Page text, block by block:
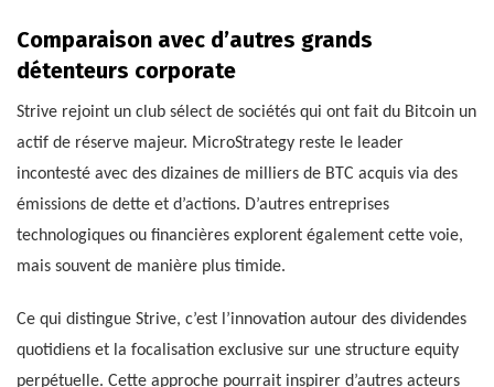
Comparaison avec d’autres grands
détenteurs corporate
Strive rejoint un club sélect de sociétés qui ont fait du Bitcoin un
actif de réserve majeur. MicroStrategy reste le leader
incontesté avec des dizaines de milliers de BTC acquis via des
émissions de dette et d’actions. D’autres entreprises
technologiques ou financières explorent également cette voie,
mais souvent de manière plus timide.
Ce qui distingue Strive, c’est l’innovation autour des dividendes
quotidiens et la focalisation exclusive sur une structure equity
perpétuelle. Cette approche pourrait inspirer d’autres acteurs